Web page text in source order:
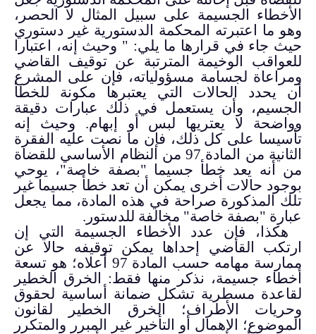
الأخطاء الجسيمة على سبيل المثال لا الحصر،
وهو ما اعتبرته المحكمة الدستورية غير دستوري
حيث جاء في قرارها ما يلي: " وحيث إنه، اعتبارا
للعواقب الوخيمة المترتبة عن توقيف القاضي
ومراعاة لجسامة مسؤولياته، فإن على المشرع
أن يحدد الحالات التي يعتبرها مكونة للخطأ
الجسيم، وأن يستعمل في ذلك عبارات دقيقة
وواضحة لا يعتريها لبس أو إبهام. وحيث إنه
تأسيسا على كل ذلك، فإن ما نصت عليه الفقرة
الثانية من المادة 97 من النظام الأساسي للقضاة
من أنه يعد خطأ جسيما "بصفة خاصة"، يوحي
بوجود حالات أخرى يمكن أن تعد خطأ جسيما غير
تلك المذكورة صراحة في هذه المادة، مما يجعل
عبارة "بصفة خاصة" مخالفة للدستور.
هكذا، فإن عدد الأخطاء الجسيمة التي إن
ارتكب القاضي إحداها يمكن توقيفه حالا عن
ممارسة مهامه حسب المادة 97 أعلاه؛ هو تسعة
أخطاء جسيمة، نذكر منها فقط: الخرق الخطير
لقاعدة مسطرية تشكل ضمانة أساسية لحقوق
وحريات الأطراف؛ الخرق الخطير لقانون
الموضوع؛ الإهمال أو التأخير غير المبرر والمتكرر